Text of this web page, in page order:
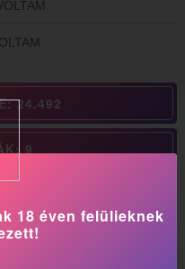
24.492
9
18 éven felülieknek